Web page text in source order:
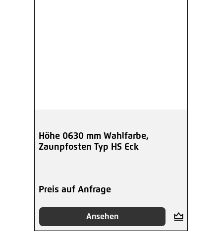
Höhe 0630 mm Wahlfarbe,
Zaunpfosten Typ HS Eck
Preis auf Anfrage
Ansehen